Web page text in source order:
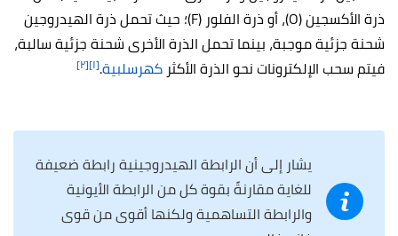
ذرة الأكسجين (O)، أو ذرة الفلور (F)؛ حيث تحمل ذرة الهيدروجين
شحنة جزئية موجبة، بينما تحمل الذرة الأخرى شحنة جزئية سالبة،
فيتم سحب الإلكترونات نحو الذرة الأكثر كهرسلبية.[١] [٢]
يشار إلى أن الرابطة الهيدروجينية رابطة ضعيفة
للغاية مقارنةً بقوة كل من الرابطة الأيونية
والرابطة التساهمية ولكنها أقوى من قوى